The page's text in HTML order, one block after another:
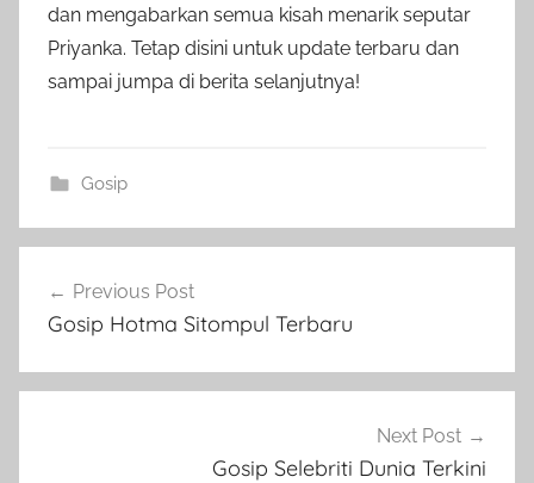
dan mengabarkan semua kisah menarik seputar
Priyanka. Tetap disini untuk update terbaru dan
sampai jumpa di berita selanjutnya!
Gosip
navigation
Previous Post
Gosip Hotma Sitompul Terbaru
Next Post
Gosip Selebriti Dunia Terkini